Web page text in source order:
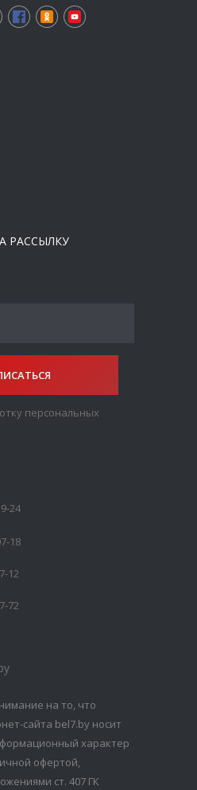
РАССЫЛКУ
персональных
24
18
12
72
на то, что
сайта bel7.by носит
характер
офертой,
ст. 407 ГК